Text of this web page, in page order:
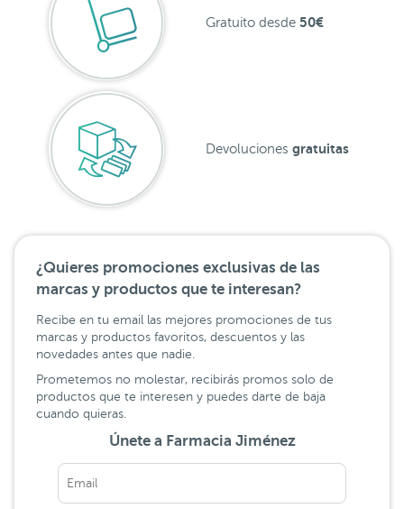
Gratuito desde 50€
Devoluciones gratuitas
¿Quieres promociones exclusivas de las
marcas y productos que te interesan?
Recibe en tu email las mejores promociones de tus
marcas y productos favoritos, descuentos y las
novedades antes que nadie.
Prometemos no molestar, recibirás promos solo de
productos que te interesen y puedes darte de baja
cuando quieras.
Únete a Farmacia Jiménez